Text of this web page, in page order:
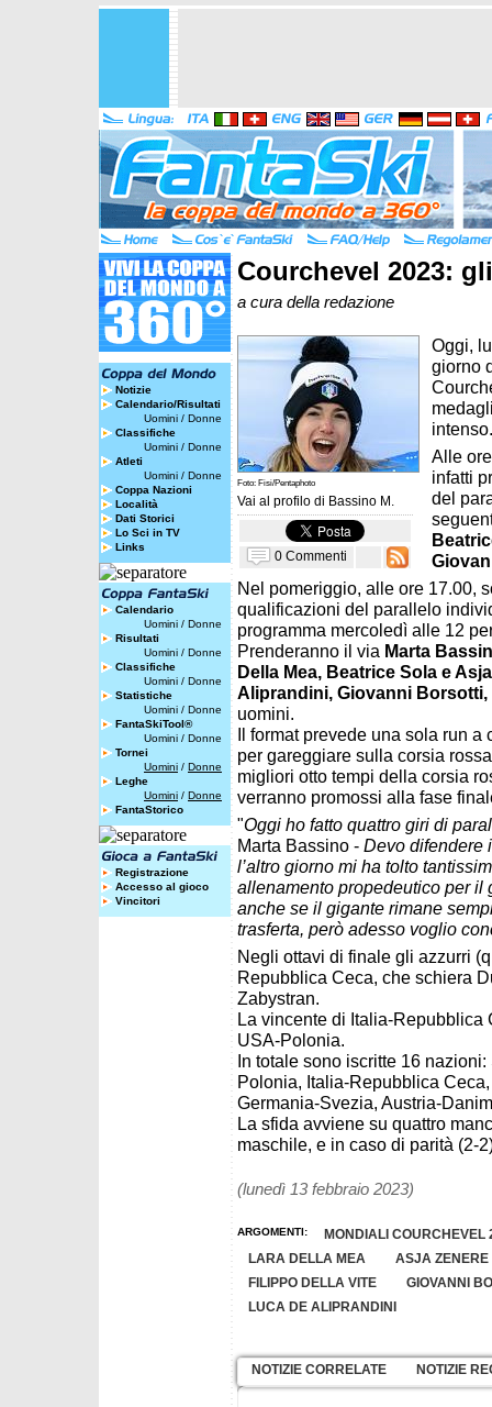
Notizie
Calendario/Risultati
Uomini / Donne
Classifiche
Uomini / Donne
Atleti
Uomini / Donne
Coppa Nazioni
Località
Dati Storici
Lo Sci in TV
Links
Calendario
Uomini / Donne
Risultati
Uomini / Donne
Classifiche
Uomini / Donne
Statistiche
Uomini / Donne
FantaSkiTool®
Uomini / Donne
Tornei
Uomini / Donne
Leghe
Uomini / Donne
FantaStorico
Registrazione
Accesso al gioco
Vincitori
Courchevel 2023:
a cura della redazione
Foto: Fisi/Pentaphoto
Vai al profilo di Bassino M.
0 Commenti
Oggi,
giorno
intenso.
Alle
infatti
del
Nel pomeriggio, alle ore 17.00,
qualificazioni del parallelo
programma mercoledì alle 12
Prenderanno il via Marta
Della Mea, Beatrice Sola e
Aliprandini, Giovanni
uomini.
Il format prevede una sola run
per gareggiare sulla corsia
migliori otto tempi della corsia
verranno promossi alla fase
"Oggi ho fatto quattro giri di
Marta Bassino - Devo difendere
l’altro giorno mi ha tolto
allenamento propedeutico per il
anche se il gigante rimane
trasferta, però adesso voglio
Negli ottavi di finale gli azzurri
Repubblica Ceca, che schiera
Zabystran.
La vincente di Italia-Repubblica
USA-Polonia.
In totale sono iscritte 16
Polonia, Italia-Repubblica
Germania-Svezia, Austria-
La sfida avviene su quattro
maschile, e in caso di parità (2-
(lunedì 13 febbraio 2023)
ARGOMENTI:
MONDIALI COURCHEVEL
LARA DELLA MEA
ASJA ZENERE
FILIPPO DELLA VITE
GIOVANNI
LUCA DE ALIPRANDINI
NOTIZIE CORRELATE NOTIZIE